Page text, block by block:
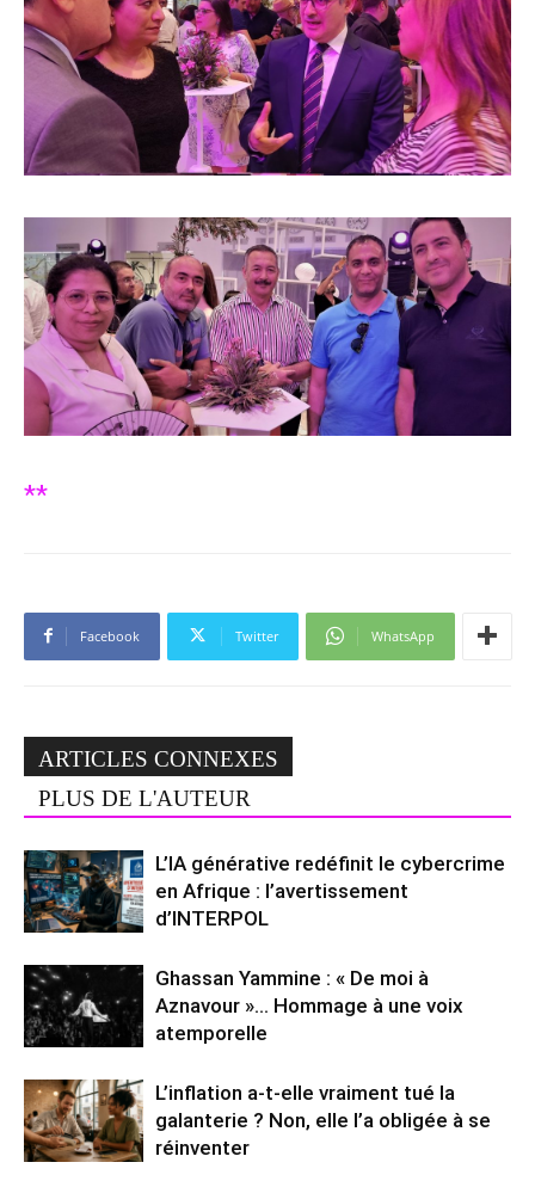
**
Facebook Twitter WhatsApp
ARTICLES CONNEXES
PLUS DE L'AUTEUR
L’IA générative redéfinit le cybercrime
en Afrique : l’avertissement
d’INTERPOL
Ghassan Yammine : « De moi à
Aznavour »… Hommage à une voix
atemporelle
L’inflation a-t-elle vraiment tué la
galanterie ? Non, elle l’a obligée à se
réinventer